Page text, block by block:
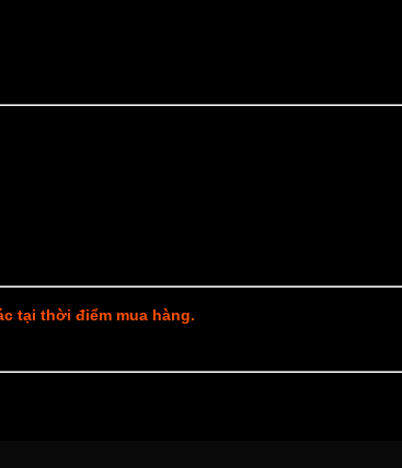
tại thời điểm mua hàng.